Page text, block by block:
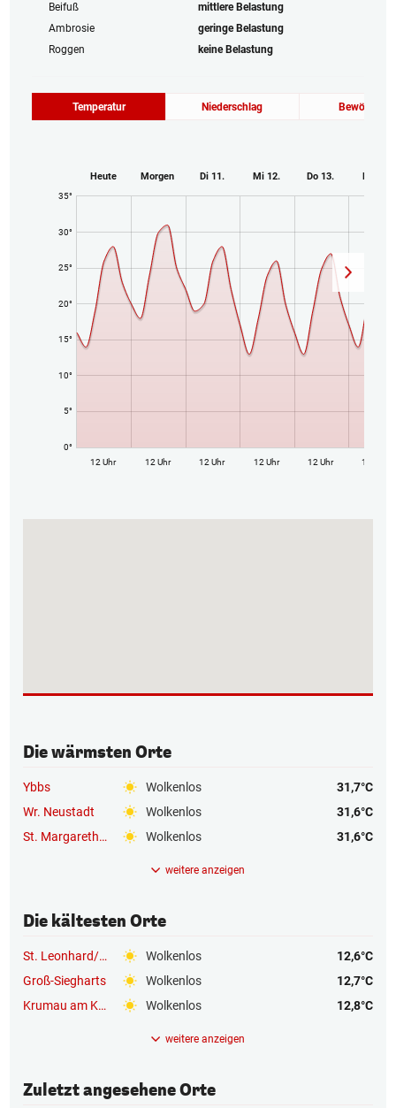
Beifuß
mittlere Belastung
Ambrosie
geringe Belastung
Roggen
keine Belastung
Temperatur Niederschlag Bewölkung
Heute Morgen Di 11. Mi 12. Do 13. Fr 14.
0°
5°
10°
15°
20°
25°
30°
35°
12 Uhr 12 Uhr 12 Uhr 12 Uhr 12 Uhr 12 Uhr
Die wärmsten Orte
Ybbs Wolkenlos
31,7°C
Wr. Neustadt
Wolkenlos
31,6°C
St. Margarethen/Sierning
Wolkenlos 31,6°C
weitere anzeigen
Die kältesten Orte
St. Leonhard/Hornerwald Wolkenlos
12,6°C
Groß-Siegharts
Wolkenlos
12,7°C
Krumau am Kamp
Wolkenlos 12,8°C
weitere anzeigen
Zuletzt angesehene Orte